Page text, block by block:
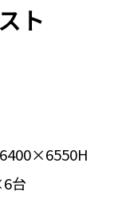
ト
台